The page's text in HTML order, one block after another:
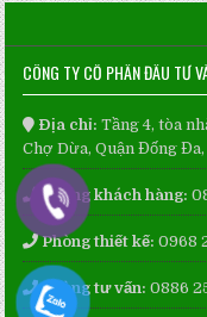
CÔNG TY CỔ PHẦN ĐẦU TƯ
Địa chỉ: Tầng 4, tòa
Chợ Dừa, Quận Đống
Phòng khách hàng:
Phòng thiết kế: 0968
Phòng tư vấn: 0886